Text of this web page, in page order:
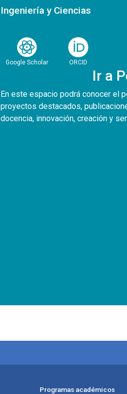
Ingeniería y Ciencias
Google Scholar ORCID
Ir a
En este espacio podrá conocer el
proyectos destacados,
docencia, innovación, creación y
Programas académicos